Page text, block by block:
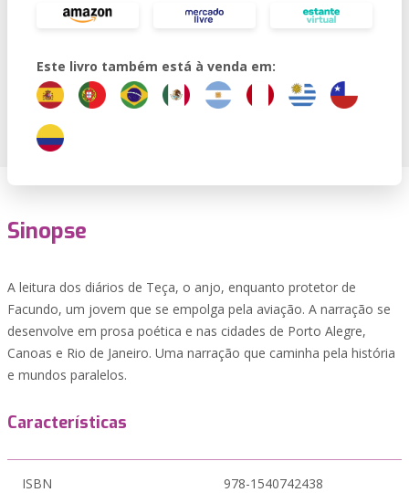
Este livro também está à venda em:
Sinopse
A leitura dos diários de Teça, o anjo, enquanto protetor de
Facundo, um jovem que se empolga pela aviação. A narração se
desenvolve em prosa poética e nas cidades de Porto Alegre,
Canoas e Rio de Janeiro. Uma narração que caminha pela história
e mundos paralelos.
Características
ISBN 978-1540742438